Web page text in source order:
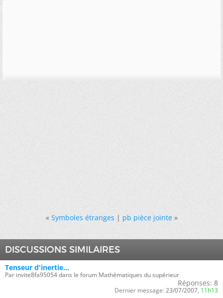
« Symboles étranges|pb pièce jointe »
DISCUSSIONS SIMILAIRES
Tenseur d'inertie...
Par invite8fa95054 dans le forum Mathématiques du supérieur
Réponses: 8
Dernier message: 23/07/2007, 11h13